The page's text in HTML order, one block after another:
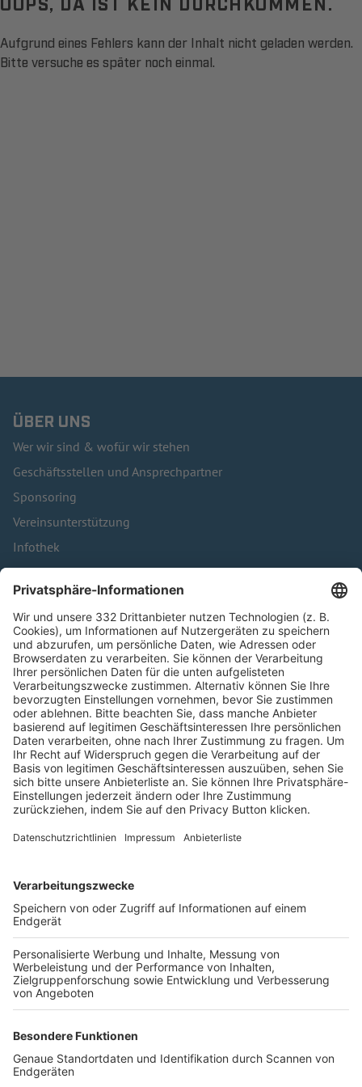
Aufgrund eines Fehlers kann der Inhalt nicht geladen werden.
Bitte versuche es später noch einmal.
ÜBER UNS
Wer wir sind & wofür wir stehen
Geschäftsstellen und Ansprechpartner
Sponsoring
Vereinsunterstützung
Infothek
Kontakt
HÄUFIG BESUCHTE SEITEN
Pässe und Vereinswechsel
Trainerausbildung
Schulungsangebot Vereinsmitarbeiter
BFV-Geschäftsstellen
Trainerbörse
Login SpielPlus
FOLGE DEM BFV
TOP-VEREINE
TOP-PARTNER